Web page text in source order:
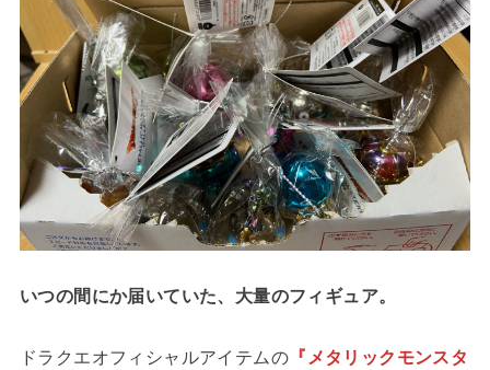
いつの間にか届いていた、大量のフィギュア。
ドラクエオフィシャルアイテムの 『メタリックモンスタ